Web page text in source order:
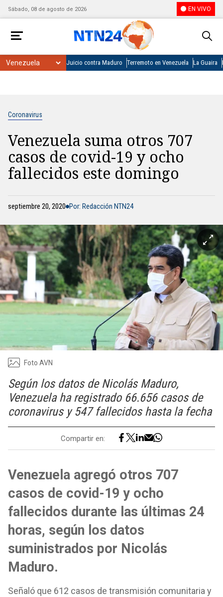
Sábado, 08 de agosto de 2026 EN VIVO
Juicio contra Maduro Terremoto en Venezuela La Guaira
Coronavirus
Venezuela suma otros 707
casos de covid-19 y ocho
fallecidos este domingo
septiembre 20, 2020 Por: Redacción NTN24
Foto AVN
Según los datos de Nicolás Maduro,
Venezuela ha registrado 66.656 casos de
coronavirus y 547 fallecidos hasta la fecha
Compartir en:
Venezuela agregó otros 707
casos de covid-19 y ocho
fallecidos durante las últimas 24
horas, según los datos
suministrados por Nicolás
Maduro.
Señaló que 612 casos de transmisión comunitaria y